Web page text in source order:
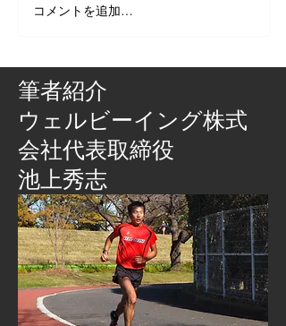
コメントを追加…
筆者紹介
​ウェルビーイング株式
会社代表取締役
池上秀志